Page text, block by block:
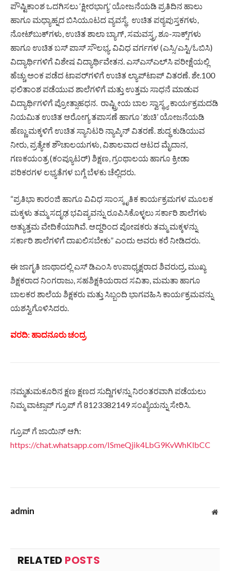
ಪೌಷ್ಟಿಕಾಂಶ ಒದಗಿಸಲು ‘ಕ್ಷೀರಭಾಗ್ಯ’ ಯೋಜನೆಯಡಿ ಪ್ರತಿದಿನ ಹಾಲು
ಹಾಗೂ ಮಧ್ಯಾಹ್ನದ ಬಿಸಿಯೂಟದ ವ್ಯವಸ್ಥೆ. ಉಚಿತ ಪಠ್ಯಪುಸ್ತಕಗಳು,
ನೋಟ್‌ಬುಕ್‌ಗಳು, ಉಚಿತ ಶಾಲಾ ಬ್ಯಾಗ್, ಸಮವಸ್ತ್ರ, ಶೂ-ಸಾಕ್ಸ್‌ಗಳು
ಹಾಗೂ ಉಚಿತ ಬಸ್ ಪಾಸ್ ಸೌಲಭ್ಯ. ವಿವಿಧ ವರ್ಗಗಳ (ಎಸ್ಸಿ/ಎಸ್ಟಿ/ಓಬಿಸಿ)
ವಿದ್ಯಾರ್ಥಿಗಳಿಗೆ ವಿಶೇಷ ವಿದ್ಯಾರ್ಥಿವೇತನ. ಎಸ್‌ಎಸ್‌ಎಲ್‌ಸಿ ಪರೀಕ್ಷೆಯಲ್ಲಿ
ಹೆಚ್ಚು ಅಂಕ ಪಡೆದ ಟಾಪರ್‌ಗಳಿಗೆ ಉಚಿತ ಲ್ಯಾಪ್‌ಟಾಪ್ ವಿತರಣೆ. ಶೇ.100
ಫಲಿತಾಂಶ ಪಡೆಯುವ ಶಾಲೆಗಳಿಗೆ ಮತ್ತು ಉತ್ತಮ ಸಾಧನೆ ಮಾಡುವ
ವಿದ್ಯಾರ್ಥಿಗಳಿಗೆ ಪ್ರೋತ್ಸಾಹಧನ. ರಾಷ್ಟ್ರೀಯ ಬಾಲ ಸ್ವಾಸ್ಥ್ಯ ಕಾರ್ಯಕ್ರಮದಡಿ
ನಿಯಮಿತ ಉಚಿತ ಆರೋಗ್ಯ ತಪಾಸಣೆ ಹಾಗೂ ‘ಶುಚಿ’ ಯೋಜನೆಯಡಿ
ಹೆಣ್ಣು ಮಕ್ಕಳಿಗೆ ಉಚಿತ ಸ್ಯಾನಿಟರಿ ನ್ಯಾಪ್ಕಿನ್ ವಿತರಣೆ. ಶುದ್ಧ ಕುಡಿಯುವ
ನೀರು, ಪ್ರತ್ಯೇಕ ಶೌಚಾಲಯಗಳು, ವಿಶಾಲವಾದ ಆಟದ ಮೈದಾನ,
ಗಣಕಯಂತ್ರ (ಕಂಪ್ಯೂಟರ್) ಶಿಕ್ಷಣ, ಗ್ರಂಥಾಲಯ ಹಾಗೂ ಕ್ರೀಡಾ
ಪರಿಕರಗಳ ಲಭ್ಯತೆಗಳ ಬಗ್ಗೆ ಬೆಳಕು ಚೆಲ್ಲಿದರು.
“ಪ್ರತಿಭಾ ಕಾರಂಜಿ ಹಾಗೂ ವಿವಿಧ ಸಾಂಸ್ಕೃತಿಕ ಕಾರ್ಯಕ್ರಮಗಳ ಮೂಲಕ
ಮಕ್ಕಳು ತಮ್ಮ ಸದೃಢ ಭವಿಷ್ಯವನ್ನು ರೂಪಿಸಿಕೊಳ್ಳಲು ಸರ್ಕಾರಿ ಶಾಲೆಗಳು
ಅತ್ಯುತ್ತಮ ವೇದಿಕೆಯಾಗಿವೆ. ಆದ್ದರಿಂದ ಪೋಷಕರು ತಮ್ಮ ಮಕ್ಕಳನ್ನು
ಸರ್ಕಾರಿ ಶಾಲೆಗಳಿಗೆ ದಾಖಲಿಸಬೇಕು” ಎಂದು ಅವರು ಕರೆ ನೀಡಿದರು.
ಈ ಜಾಗೃತಿ ಜಾಥಾದಲ್ಲಿ ಎಸ್‌ ಡಿಎಂಸಿ ಉಪಾಧ್ಯಕ್ಷರಾದ ಶಿವರುದ್ರ, ಮುಖ್ಯ
ಶಿಕ್ಷಕರಾದ ನಿಂಗರಾಜು, ಸಹಶಿಕ್ಷಕಿಯರಾದ ಸವಿತಾ, ಮಮತಾ ಹಾಗೂ
ಬಾಲಕರ ಶಾಲೆಯ ಶಿಕ್ಷಕರು ಮತ್ತು ಸಿಬ್ಬಂದಿ ಭಾಗವಹಿಸಿ ಕಾರ್ಯಕ್ರಮವನ್ನು
ಯಶಸ್ವಿಗೊಳಿಸಿದರು.
ವರದಿ: ಹಾದನೂರು ಚಂದ್ರ
ನಮ್ಮತುಮಕೂರಿನ ಕ್ಷಣ ಕ್ಷಣದ ಸುದ್ದಿಗಳನ್ನು ನಿರಂತರವಾಗಿ ಪಡೆಯಲು
ನಿಮ್ಮ ವಾಟ್ಸಾಪ್ ಗ್ರೂಪ್ ಗೆ 8123382149 ಸಂಖ್ಯೆಯನ್ನು ಸೇರಿಸಿ.
ಗ್ರೂಪ್ ಗೆ ಜಾಯಿನ್ ಆಗಿ:
https://chat.whatsapp.com/ISmeQjik4LbG9KvWhKlbCC
admin
RELATED POSTS